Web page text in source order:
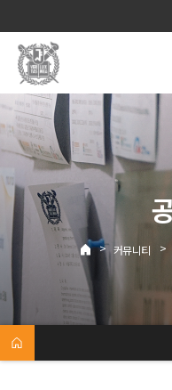
메뉴
> 커뮤니티 >